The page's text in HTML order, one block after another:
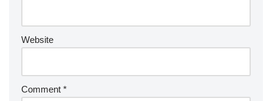
Website
Comment *